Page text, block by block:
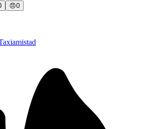
😠0
amistad